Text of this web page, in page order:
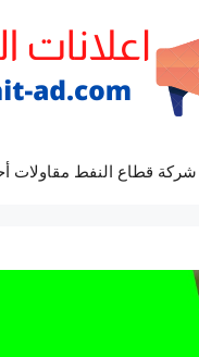
قطاع النفط مقاولات